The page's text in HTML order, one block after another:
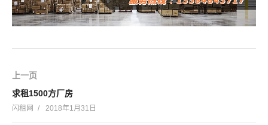
上一页
求租1500方厂房
闪租网 2018年1月31日